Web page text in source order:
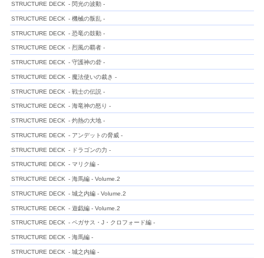
STRUCTURE DECK - 閃光の波動 -
STRUCTURE DECK - 機械の叛乱 -
STRUCTURE DECK - 恐竜の鼓動 -
STRUCTURE DECK - 烈風の覇者 -
STRUCTURE DECK - 守護神の砦 -
STRUCTURE DECK - 魔法使いの裁き -
STRUCTURE DECK - 戦士の伝説 -
STRUCTURE DECK - 海竜神の怒り -
STRUCTURE DECK - 灼熱の大地 -
STRUCTURE DECK - アンデットの脅威 -
STRUCTURE DECK - ドラゴンの力 -
STRUCTURE DECK - マリク編 -
STRUCTURE DECK - 海馬編 - Volume.2
STRUCTURE DECK - 城之内編 - Volume.2
STRUCTURE DECK - 遊戯編 - Volume.2
STRUCTURE DECK - ペガサス・J・クロフォード編 -
STRUCTURE DECK - 海馬編 -
STRUCTURE DECK - 城之内編 -